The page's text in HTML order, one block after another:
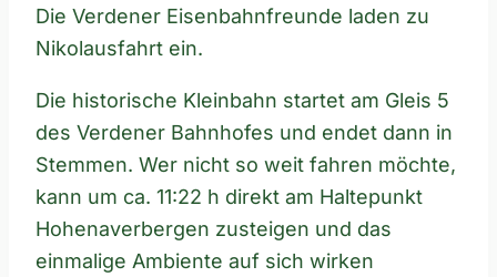
Die Verdener Eisenbahnfreunde laden zu
Nikolausfahrt ein.
Die historische Kleinbahn startet am Gleis 5
des Verdener Bahnhofes und endet dann in
Stemmen. Wer nicht so weit fahren möchte,
kann um ca. 11:22 h direkt am Haltepunkt
Hohenaverbergen zusteigen und das
einmalige Ambiente auf sich wirken